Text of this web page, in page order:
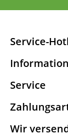
Service-
Service
Wir